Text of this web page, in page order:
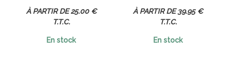
25.00 €
T.T.C.
En stock
39.95 €
T.T.C.
En stock